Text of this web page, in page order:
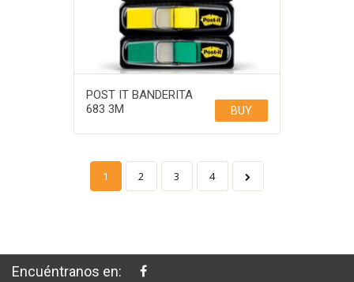
POST IT BANDERITA
683 3M
BUY
1 2 3 4
Encuéntranos en: